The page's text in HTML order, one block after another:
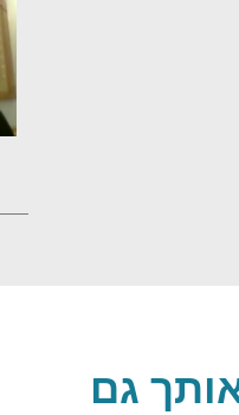
אותך גם